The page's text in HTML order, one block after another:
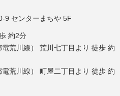
9 センターまちや 5F
約2分
荒川線） 荒川七丁目より 徒歩 約
荒川線） 町屋二丁目より 徒歩 約